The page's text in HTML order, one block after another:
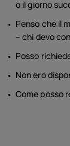
o il giorno
Penso che il
– chi devo
Posso
Non ero
Come posso